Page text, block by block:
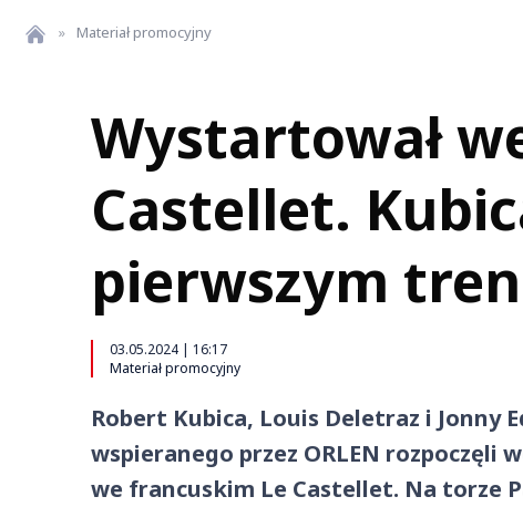
» Materiał promocyjny
Wystartował
Castellet.
pierwszym
03.05.2024 | 16:17
Materiał promocyjny
Robert Kubica, Louis Deletraz i Jonny
wspieranego przez ORLEN rozpoczęli
we francuskim Le Castellet. Na torze